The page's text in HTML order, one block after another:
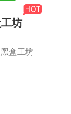
坊
盒工坊